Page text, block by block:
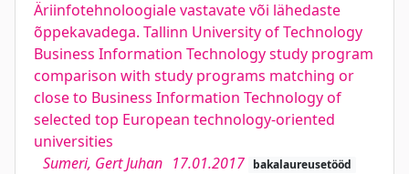
Äriinfotehnoloogiale vastavate või lähedaste
õppekavadega. Tallinn University of Technology
Business Information Technology study program
comparison with study programs matching or
close to Business Information Technology of
selected top European technology-oriented
universities
Sumeri, Gert Juhan 17.01.2017 bakalaureusetööd